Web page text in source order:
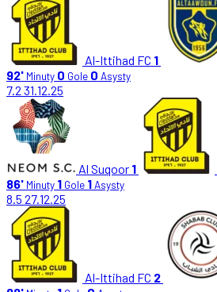
Al-Ittihad FC 1
92' Minuty 0 Gole 0 Asysty
7.2 31.12.25
Al Suqoor 1
86' Minuty 1 Gole 1Asysty
8.5 27.12.25
Al-Ittihad FC 2